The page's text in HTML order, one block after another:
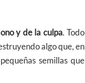
y de la culpa. Todo
algo que, en
semillas que